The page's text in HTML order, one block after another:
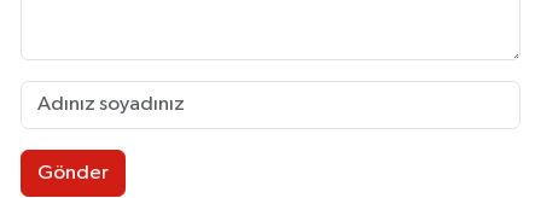
Gönder